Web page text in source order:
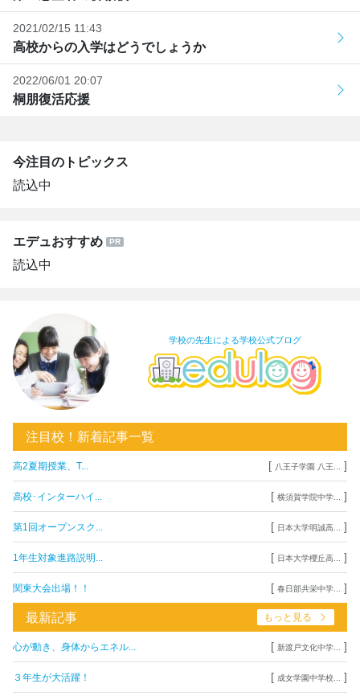
2021/02/15 11:43
高校からの入学はどうでしょうか
2022/06/01 20:07
桐朋復活応援
今注目のトピックス
読込中
エデュおすすめ
読込中
学校の先生による学校公式ブログ
注目校！新着記事一覧
高2夏期授業、T... [ 八王子学園 八王... ]
高校･インターハイ... [ 横須賀学院中学... ]
第1回オープンスク... [ 日本大学明誠高... ]
1年生対象進路説明... [ 日本大学櫻丘高... ]
関東大会出場！！ [ 春日部共栄中学... ]
最新記事 もっと見る
心が動き、身体からエネル... [ 新渡戸文化中学... ]
３年生が大活躍！ [ 成女学園中学校... ]